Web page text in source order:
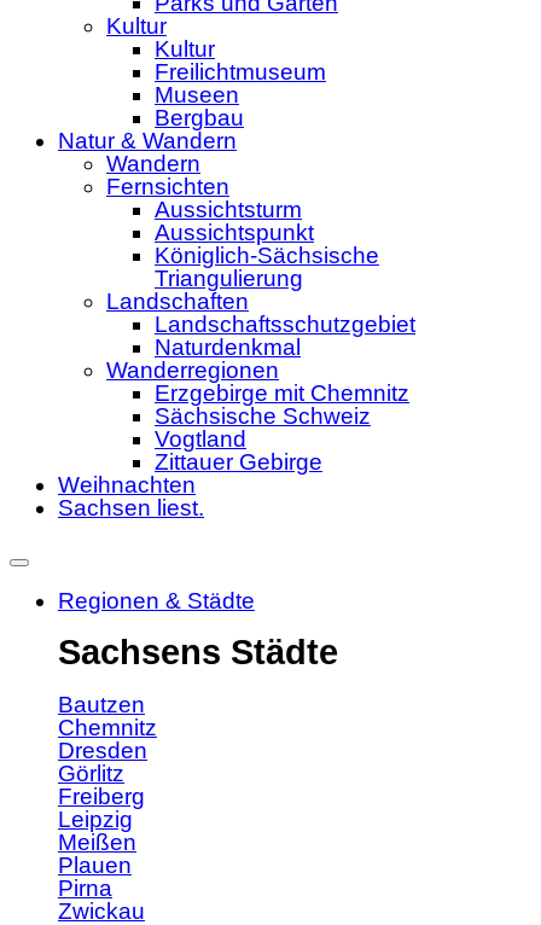
Kultur
Kultur
Freilichtmuseum
Museen
Bergbau
Natur & Wandern
Wandern
Fernsichten
Aussichtsturm
Aussichtspunkt
Königlich-Sächsische
Triangulierung
Landschaften
Landschaftsschutzgebiet
Naturdenkmal
Wanderregionen
Erzgebirge mit Chemnitz
Sächsische Schweiz
Vogtland
Zittauer Gebirge
Weihnachten
Sachsen liest.
Regionen & Städte
Sachsens Städte
Bautzen
Chemnitz
Dresden
Görlitz
Freiberg
Leipzig
Meißen
Plauen
Pirna
Zwickau